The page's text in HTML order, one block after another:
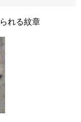
れる紋章